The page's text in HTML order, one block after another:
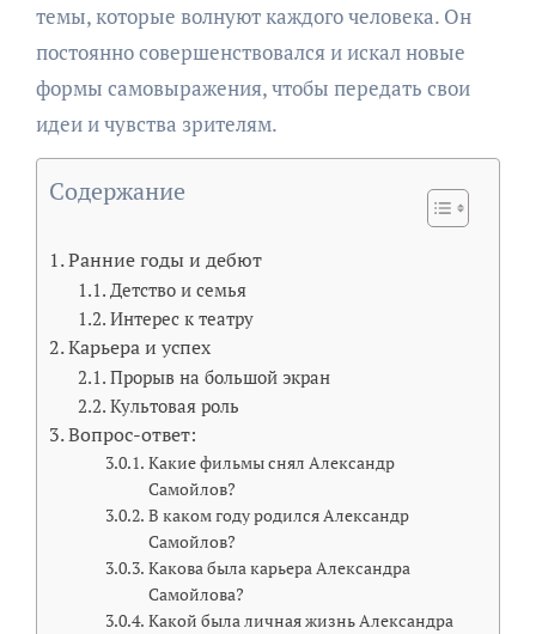
темы, которые волнуют каждого человека. Он
постоянно совершенствовался и искал новые
формы самовыражения, чтобы передать свои
идеи и чувства зрителям.
Содержание
Ранние годы и дебют
Детство и семья
Интерес к театру
Карьера и успех
Прорыв на большой экран
Культовая роль
Вопрос-ответ:
Какие фильмы снял Александр
Самойлов?
В каком году родился Александр
Самойлов?
Какова была карьера Александра
Самойлова?
Какой была личная жизнь Александра